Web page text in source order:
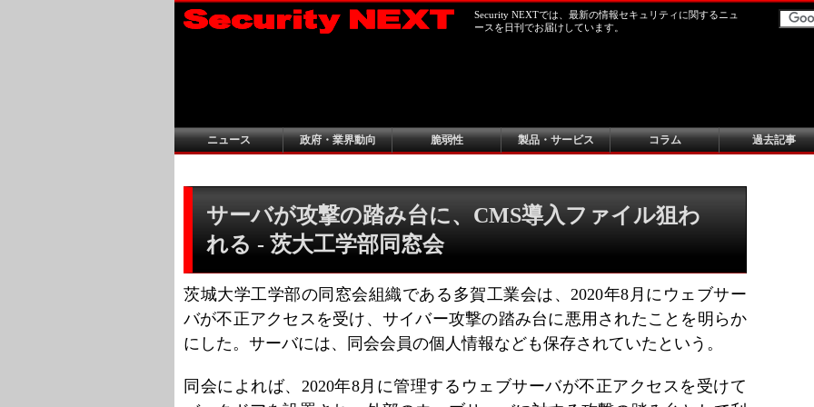
Security NEXTでは、最新の情報セキュリティに関するニュ
ースを日刊でお届けしています。
ニュース 政府・業界動向 脆弱性 製品・サービス コラム 過去記事
サーバが攻撃の踏み台に、CMS導入ファイル狙わ
れる - 茨大工学部同窓会
茨城大学工学部の同窓会組織である多賀工業会は、2020年8月にウェブサー
バが不正アクセスを受け、サイバー攻撃の踏み台に悪用されたことを明らか
にした。サーバには、同会会員の個人情報なども保存されていたという。
同会によれば、2020年8月に管理するウェブサーバが不正アクセスを受けて